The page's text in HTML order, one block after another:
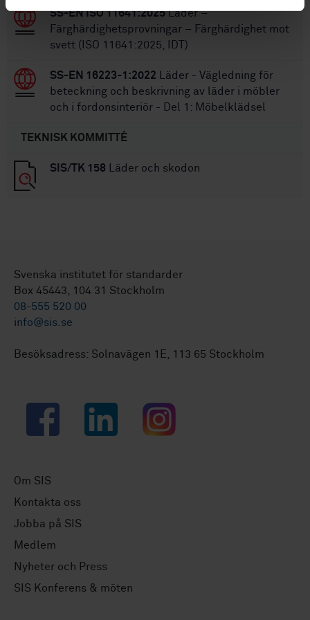
SS-EN ISO 11641:2025Läder –
Färghärdighetsprovningar – Färghärdighet mot
svett (ISO 11641:2025, IDT)
SS-EN 16223-1:2022 Läder - Vägledning för
beteckning och beskrivning av läder i möbler
och i fordonsinteriör - Del 1: Möbelklädsel
TEKNISK KOMMITTÉ
SIS/TK 158 Läder och skodon
Svenska institutet för standarder
Box 45443, 104 31 Stockholm
08-555 520 00
info@sis.se
Besöksadress: Solnavägen 1E, 113 65 Stockholm
Facebook LinkedIn Instagram
Om SIS
Kontakta oss
Jobba på SIS
Medlem
Nyheter och Press
SIS Konferens & möten